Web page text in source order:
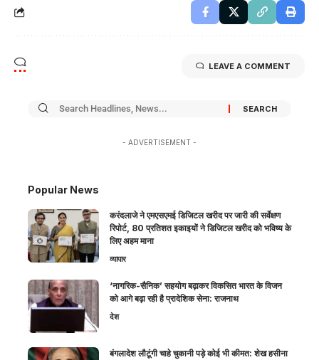
LEAVE A COMMENT
- ADVERTISEMENT -
Popular News
करंदलाजे ने एमएसएमई डिजिटल खरीद पर जारी की सर्वेक्षण
रिपोर्ट, 80 प्रतिशत इकाइयों ने डिजिटल खरीद को भविष्य के
लिए अहम माना
व्यापार
‘नागरिक-सैनिक’ सहयोग बढ़ाकर विकसित भारत के विजन
को आगे बढ़ा रही है प्रादेशिक सेना: राजनाथ
देश
बंगलादेश लौटूंगी चाहे चुकानी पड़े कोई भी कीमत: शेख हसीना